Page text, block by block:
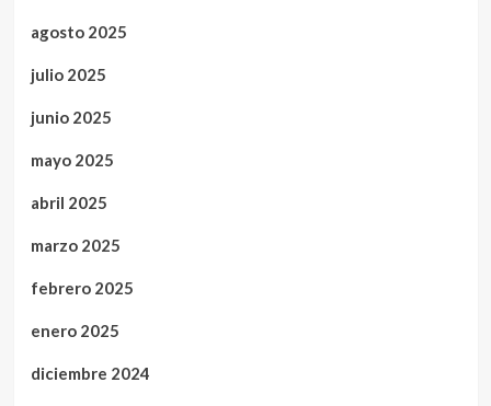
agosto 2025
julio 2025
junio 2025
mayo 2025
abril 2025
marzo 2025
febrero 2025
enero 2025
diciembre 2024